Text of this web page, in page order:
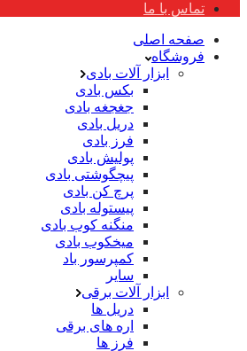
تماس با ما
صفحه اصلی
فروشگاه
ابزار آلات بادی
بکس بادی
جغجغه بادی
دریل بادی
فرز بادی
پولیش بادی
پیچگوشتی بادی
پرچ کن بادی
پیستوله بادی
منگنه کوب بادی
میخکوب بادی
کمپرسور باد
سایر
ابزار آلات برقی
دریل ها
اره های برقی
فرز ها